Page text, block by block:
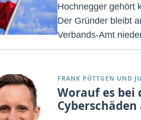
Hochnegger gehört
Der Gründer bleibt
Verbands-Amt
FRANK PÜTTGEN UND
Worauf es bei